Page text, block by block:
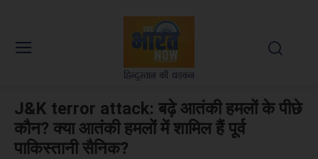
J&K terror attack: बढ़े आतंकी हमलों के पीछे
कौन? क्या आतंकी हमलों में शामिल हैं पूर्व
पाकिस्तानी सैनिक?